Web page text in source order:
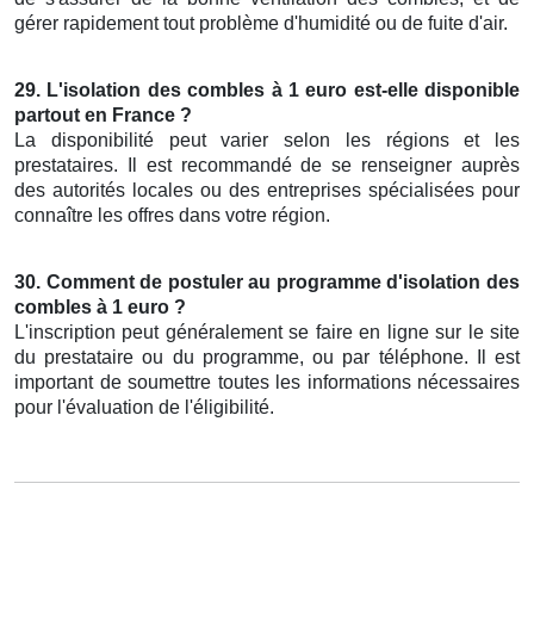
gérer rapidement tout problème d'humidité ou de fuite d'air.
29. L'isolation des combles à 1 euro est-elle disponible
partout en France ?
La disponibilité peut varier selon les régions et les
prestataires. Il est recommandé de se renseigner auprès
des autorités locales ou des entreprises spécialisées pour
connaître les offres dans votre région.
30. Comment de postuler au programme d'isolation des
combles à 1 euro ?
L'inscription peut généralement se faire en ligne sur le site
du prestataire ou du programme, ou par téléphone. Il est
important de soumettre toutes les informations nécessaires
pour l'évaluation de l'éligibilité.